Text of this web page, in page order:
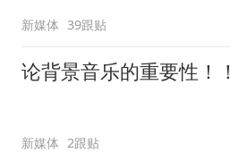
新媒体 39跟贴
论背景音乐的重要性！！
新媒体 2跟贴